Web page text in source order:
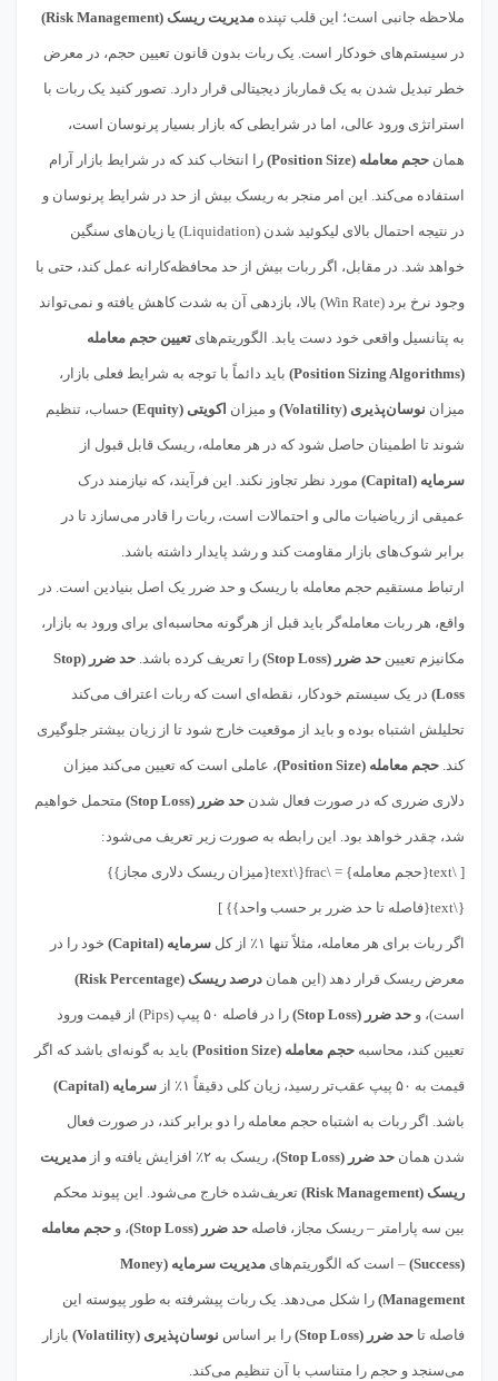
ملاحظه جانبی است؛ این قلب تپنده مدیریت ریسک (Risk Management)
در سیستم‌های خودکار است. یک ربات بدون قانون تعیین حجم، در معرض
خطر تبدیل شدن به یک قمارباز دیجیتالی قرار دارد. تصور کنید یک ربات با
استراتژی ورود عالی، اما در شرایطی که بازار بسیار پرنوسان است،
همان حجم معامله (Position Size) را انتخاب کند که در شرایط بازار آرام
استفاده می‌کند. این امر منجر به ریسک بیش از حد در شرایط پرنوسان و
در نتیجه احتمال بالای لیکوئید شدن (Liquidation) یا زیان‌های سنگین
خواهد شد. در مقابل، اگر ربات بیش از حد محافظه‌کارانه عمل کند، حتی با
وجود نرخ برد (Win Rate) بالا، بازدهی آن به شدت کاهش یافته و نمی‌تواند
به پتانسیل واقعی خود دست یابد. الگوریتم‌های تعیین حجم معامله
(Position Sizing Algorithms) باید دائماً با توجه به شرایط فعلی بازار،
میزان نوسان‌پذیری (Volatility) و میزان اکویتی (Equity) حساب، تنظیم
شوند تا اطمینان حاصل شود که در هر معامله، ریسک قابل قبول از
سرمایه (Capital) مورد نظر تجاوز نکند. این فرآیند، که نیازمند درک
عمیقی از ریاضیات مالی و احتمالات است، ربات را قادر می‌سازد تا در
برابر شوک‌های بازار مقاومت کند و رشد پایدار داشته باشد.
ارتباط مستقیم حجم معامله با ریسک و حد ضرر یک اصل بنیادین است. در
واقع، هر ربات معامله‌گر باید قبل از هرگونه محاسبه‌ای برای ورود به بازار،
مکانیزم تعیین حد ضرر (Stop Loss) را تعریف کرده باشد. حد ضرر (Stop
Loss) در یک سیستم خودکار، نقطه‌ای است که ربات اعتراف می‌کند
تحلیلش اشتباه بوده و باید از موقعیت خارج شود تا از زیان بیشتر جلوگیری
کند. حجم معامله (Position Size) ، عاملی است که تعیین می‌کند میزان
دلاری ضرری که در صورت فعال شدن حد ضرر (Stop Loss) متحمل خواهیم
شد، چقدر خواهد بود. این رابطه به صورت زیر تعریف می‌شود:
[ \text{حجم معامله} = \frac{\text{میزان ریسک دلاری مجاز}}
{\text{فاصله تا حد ضرر بر حسب واحد}} ]
اگر ربات برای هر معامله، مثلاً تنها ۱٪ از کل سرمایه (Capital) خود را در
معرض ریسک قرار دهد (این همان درصد ریسک (Risk Percentage)
است)، و حد ضرر (Stop Loss) را در فاصله ۵۰ پیپ (Pips) از قیمت ورود
تعیین کند، محاسبه حجم معامله (Position Size) باید به گونه‌ای باشد که اگر
قیمت به ۵۰ پیپ عقب‌تر رسید، زیان کلی دقیقاً ۱٪ از سرمایه (Capital)
باشد. اگر ربات به اشتباه حجم معامله را دو برابر کند، در صورت فعال
شدن همان حد ضرر (Stop Loss) ، ریسک به ۲٪ افزایش یافته و از مدیریت
ریسک (Risk Management) تعریف‌شده خارج می‌شود. این پیوند محکم
بین سه پارامتر – ریسک مجاز، فاصله حد ضرر (Stop Loss) ، و حجم معامله
(Success) – است که الگوریتم‌های مدیریت سرمایه (Money
Management) را شکل می‌دهد. یک ربات پیشرفته به طور پیوسته این
فاصله تا حد ضرر (Stop Loss) را بر اساس نوسان‌پذیری (Volatility) بازار
می‌سنجد و حجم را متناسب با آن تنظیم می‌کند.